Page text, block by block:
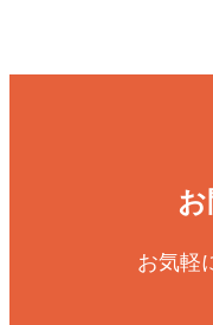
お気軽